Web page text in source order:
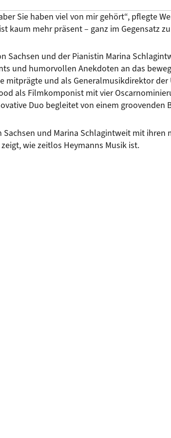
Sie haben viel von mir gehört“, pflegte
mehr präsent – ganz im Gegensatz
Sachsen und der Pianistin Marina
und humorvollen Anekdoten an das
und als Generalmusikdirektor
als Filmkomponist mit vier
Duo begleitet von einem groovenden
und Marina Schlagintweit mit
wie zeitlos Heymanns Musik ist.